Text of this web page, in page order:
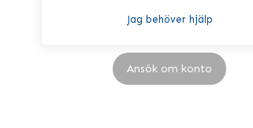
Jag behöver hjälp
Ansök om konto